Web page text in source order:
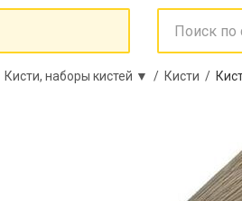
Кисти, наборы кистей ▼ / Кисти /